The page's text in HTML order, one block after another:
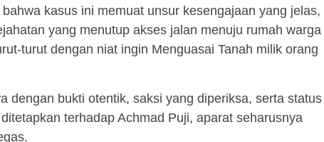
kasus ini memuat unsur kesengajaan yang jelas,
yang menutup akses jalan menuju rumah warga
turut dengan niat ingin Menguasai Tanah milik orang
dengan bukti otentik, saksi yang diperiksa, serta status
terhadap Achmad Puji, aparat seharusnya